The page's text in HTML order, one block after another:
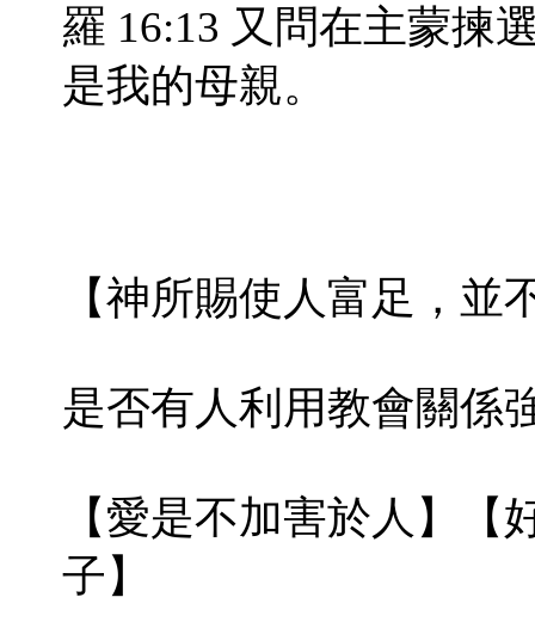
羅 16:13 又問在主蒙揀
是我的母親。
【神所賜使人富足，並
是否有人利用教會關係
【愛是不加害於人】
子】